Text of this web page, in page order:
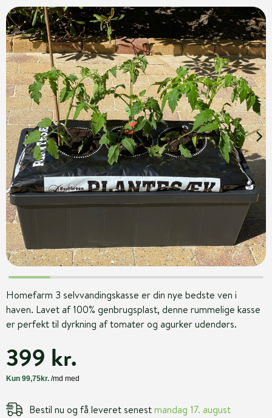
Homefarm 3 selvvandingskasse er din nye bedste ven i
haven. Lavet af 100% genbrugsplast, denne rummelige kasse
er perfekt til dyrkning af tomater og agurker udendørs.
399 kr.
Bestil nu og få leveret senestmandag 17. august